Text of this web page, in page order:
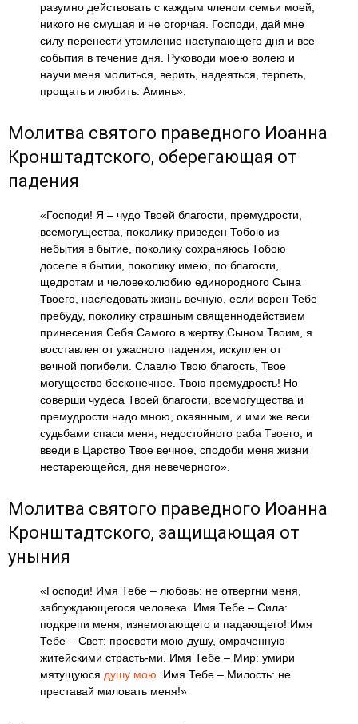
разумно действовать с каждым членом семьи моей,
никого не смущая и не огорчая. Господи, дай мне
силу перенести утомление наступающего дня и все
события в течение дня. Руководи моею волею и
научи меня молиться, верить, надеяться, терпеть,
прощать и любить. Аминь».
Молитва святого праведного Иоанна
Кронштадтского, оберегающая от
падения
«Господи! Я – чудо Твоей благости, премудрости,
всемогущества, поколику приведен Тобою из
небытия в бытие, поколику сохраняюсь Тобою
доселе в бытии, поколику имею, по благости,
щедротам и человеколюбию единородного Сына
Твоего, наследовать жизнь вечную, если верен Тебе
пребуду, поколику страшным священнодействием
принесения Себя Самого в жертву Сыном Твоим, я
восставлен от ужасного падения, искуплен от
вечной погибели. Славлю Твою благость, Твое
могущество бесконечное. Твою премудрость! Но
соверши чудеса Твоей благости, всемогущества и
премудрости надо мною, окаянным, и ими же веси
судьбами спаси меня, недостойного раба Твоего, и
введи в Царство Твое вечное, сподоби меня жизни
нестареющейся, дня невечерного».
Молитва святого праведного Иоанна
Кронштадтского, защищающая от
уныния
«Господи! Имя Тебе – любовь: не отвергни меня,
заблуждающегося человека. Имя Тебе – Сила:
подкрепи меня, изнемогающего и падающего! Имя
Тебе – Свет: просвети мою душу, омраченную
житейскими страсть-ми. Имя Тебе – Мир: умири
мятущуюся душу мою . Имя Тебе – Милость: не
преставай миловать меня!»